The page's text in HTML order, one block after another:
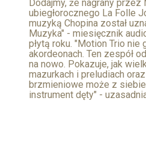
Dodajmy, że nagrany
ubiegłorocznego La Folle
muzyką Chopina został
Muzyka" - miesięcznik
płytą roku. "Motion Trio nie
akordeonach. Ten zespół
na nowo. Pokazuje, jak
mazurkach i preludiach
brzmieniowe może z
instrument dęty" -